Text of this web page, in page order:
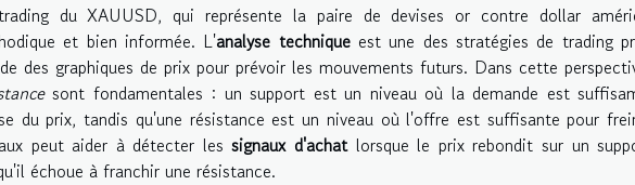
du XAUUSD, qui représente la paire de devises or contre dollar
et bien informée. L'analyse techniqueest une des stratégies de trading
des graphiques de prix pour prévoir les mouvements futurs. Dans cette
sont fondamentales : un support est un niveau où la demande est
du prix, tandis qu'une résistance est un niveau où l'offre est suffisante pour
peut aider à détecter lessignaux d'achatlorsque le prix rebondit sur un
échoue à franchir une résistance.